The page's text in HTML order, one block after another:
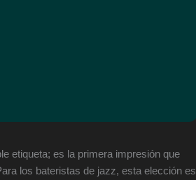
etiqueta; es la primera impresión que
los bateristas de jazz, esta elección es